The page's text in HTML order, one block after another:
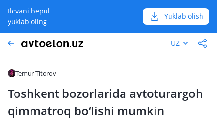
Ilovani bepul
yuklab oling
Yuklab olish
UZ
Temur Titorov
Toshkent bozorlarida avtoturargoh
qimmatroq bo‘lishi mumkin